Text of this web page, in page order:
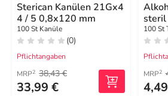
Sterican Kanülen 21Gx4
4 / 5 0,8x120 mm
100 St Kanüle
(0)
Pflichtangaben
MRP2 38,43 €
33,99 €
steril
100 St
MRP2